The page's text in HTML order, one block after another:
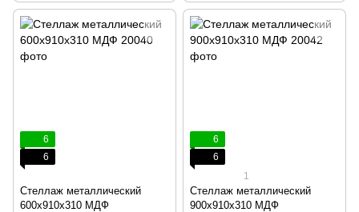
6
6
Стеллаж металлический
600х910х310 МДФ
6
6
1
Стеллаж металлический
900х910х310 МДФ